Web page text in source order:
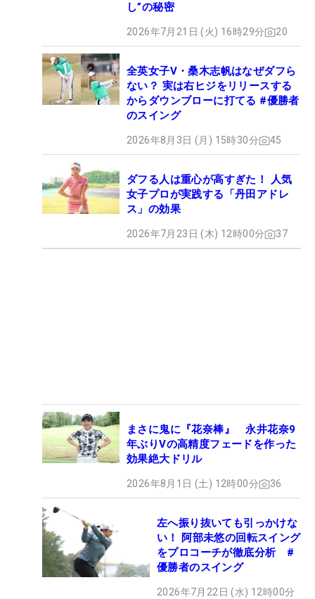
し”の秘密
2026年7月21日 (火) 16時29分 20
全英女子V・桑木志帆はなぜダフら
ない？ 実は右ヒジをリリースする
からダウンブローに打てる #優勝者
のスイング
2026年8月3日 (月) 15時30分 45
ダフる人は重心が高すぎた！ 人気
女子プロが実践する「丹田アドレ
ス」の効果
2026年7月23日 (木) 12時00分 37
まさに鬼に『花奈棒』 永井花奈9
年ぶりVの高精度フェードを作った
効果絶大ドリル
2026年8月1日 (土) 12時00分 36
左へ振り抜いても引っかけな
い！ 阿部未悠の回転スイング
をプロコーチが徹底分析 #
優勝者のスイング
2026年7月22日 (水) 12時00分